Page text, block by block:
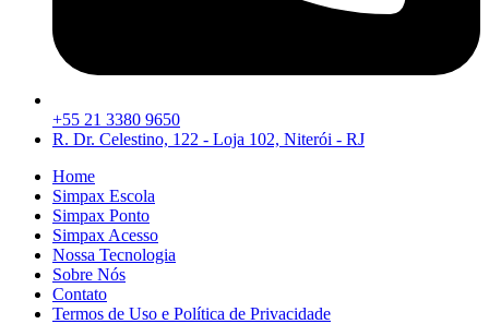
+55 21 3380 9650
R. Dr. Celestino, 122 - Loja 102, Niterói - RJ
Home
Simpax Escola
Simpax Ponto
Simpax Acesso
Nossa Tecnologia
Sobre Nós
Contato
Termos de Uso e Política de Privacidade